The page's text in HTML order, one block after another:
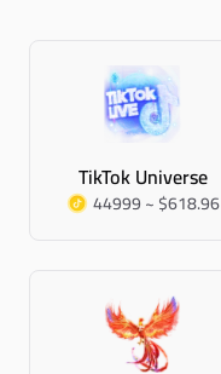
TikTok Universe
44999 ~ $618.96